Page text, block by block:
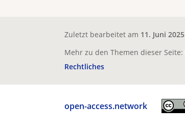
Zuletzt bearbeitet am 11. Juni 2025
Mehr zu den Themen dieser Seite:
Rechtliches
open-access.network